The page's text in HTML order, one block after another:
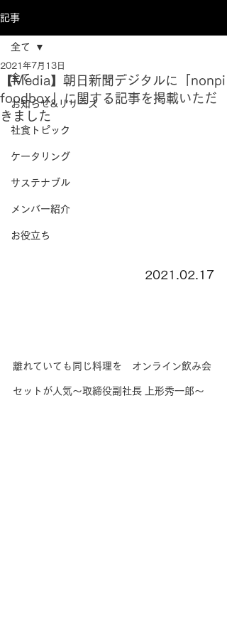
記事
全て
お知らせ&リリース
社食トピック
ケータリング
サステナブル
メンバー紹介
お役立ち
全て
【Media】朝日新聞デジタルに「nonpi
foodbox」に関する記事を掲載いただ
きました
2021年7月13日
2021.02.17
離れていても同じ料理を　オンライン飲み会
セットが人気～取締役副社長 上形秀一郎～